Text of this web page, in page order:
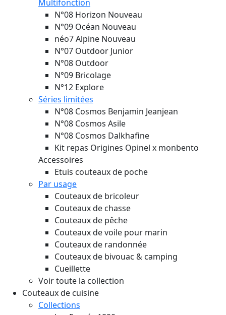
Multifonction
N°08 Horizon Nouveau
N°09 Océan Nouveau
néo7 Alpine Nouveau
N°07 Outdoor Junior
N°08 Outdoor
N°09 Bricolage
N°12 Explore
Séries limitées
N°08 Cosmos Benjamin Jeanjean
N°08 Cosmos Asile
N°08 Cosmos Dalkhafine
Kit repas Origines Opinel x monbento
Accessoires
Etuis couteaux de poche
Par usage
Couteaux de bricoleur
Couteaux de chasse
Couteaux de pêche
Couteaux de voile pour marin
Couteaux de randonnée
Couteaux de bivouac & camping
Cueillette
Voir toute la collection
Couteaux de cuisine
Collections